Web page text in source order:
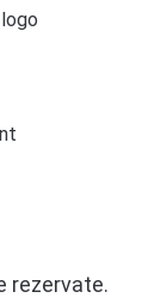
rezervate.